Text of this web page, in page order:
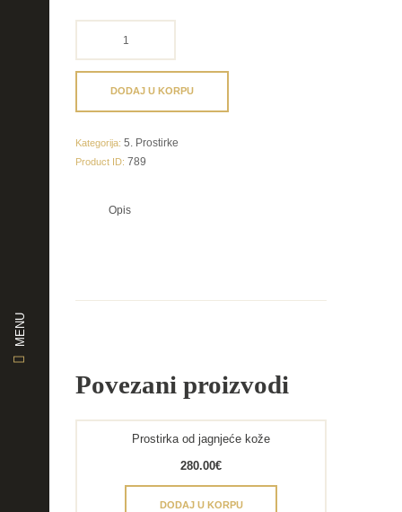
MENU
DODAJ U KORPU
Kategorija: 5. Prostirke
Product ID: 789
Opis
Povezani proizvodi
Prostirka od jagnjeće kože
280.00€
DODAJ U KORPU